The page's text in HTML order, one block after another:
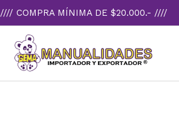
//// COMPRA MÍNIMA DE $20.000.- ////